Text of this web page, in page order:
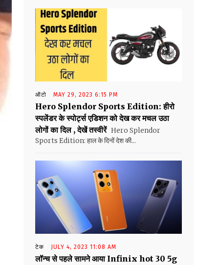
ऑटो MAY 29, 2023 6:15 PM
Hero Splendor Sports Edition: हीरो
स्पलेंडर के स्पोर्ट्स एडिशन को देख कर मचल उठा
लोगों का दिल , देखें तस्वीरें Hero Splendor
Sports Edition: हाल के दिनों देश की...
टेक JULY 4, 2023 11:08 AM
लॉन्च से पहले सामने आया Infinix hot 30 5g